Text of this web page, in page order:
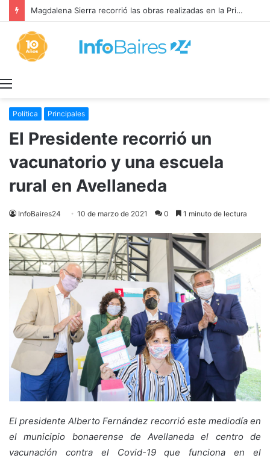
Magdalena Sierra recorrió las obras realizadas en la Primaria 36
Política Principales
El Presidente recorrió un
vacunatorio y una escuela
rural en Avellaneda
InfoBaires24 10 de marzo de 2021 0 1 minuto de lectura
El presidente Alberto Fernández recorrió este mediodía en
el municipio bonaerense de Avellaneda el centro de
vacunación contra el Covid-19 que funciona en el